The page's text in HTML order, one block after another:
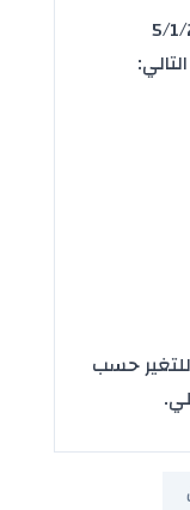
1/2023
حسب